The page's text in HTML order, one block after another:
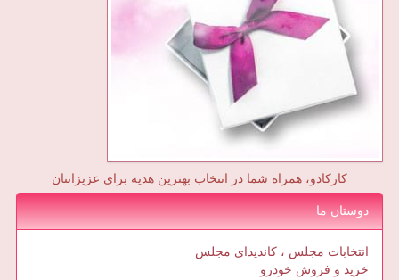
کارکادو، همراه شما در انتخاب بهترین هدیه برای عزیزانتان
دوستان ما
انتخابات مجلس ، کاندیدای مجلس
خرید و فروش خودرو